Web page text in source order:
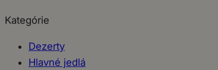
Kategórie
Dezerty
Hlavné jedlá